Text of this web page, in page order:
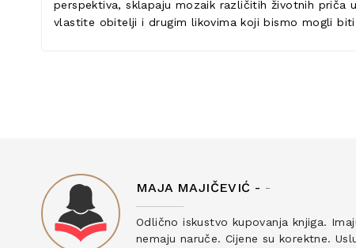
perspektiva, sklapaju mozaik različitih životnih priča
vlastite obitelji i drugim likovima koji bismo mogli
MAJA MAJIČEVIĆ - -
Odlično iskustvo kupovanja knjiga.
nemaju naruče. Cijene su korektne.